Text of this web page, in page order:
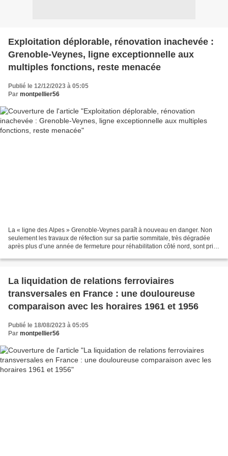
Exploitation déplorable, rénovation inachevée :
Grenoble-Veynes, ligne exceptionnelle aux
multiples fonctions, reste menacée
Publié le 12/12/2023 à 05:05
Par montpellier56
La « ligne des Alpes » Grenoble-Veynes paraît à nouveau en danger. Non
seulement les travaux de réfection sur sa partie sommitale, très dégradée
après plus d’une année de fermeture pour réhabilitation côté nord, sont pris
La liquidation de relations ferroviaires
transversales en France : une douloureuse
comparaison avec les horaires 1961 et 1956
Publié le 18/08/2023 à 05:05
Par montpellier56